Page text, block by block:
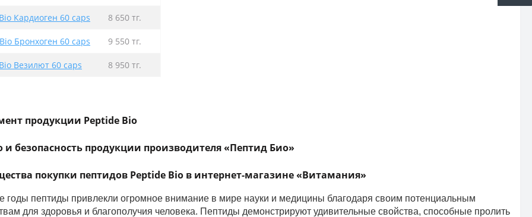
Кардиоген 60 caps 8 650 тг.
Бронхоген 60 caps 9 550 тг.
Везилют 60 caps 8 950 тг.
продукции Peptide Bio
и безопасность продукции производителя «Пептид Био»
покупки пептидов Peptide Bio в интернет-магазине «Витамания»
годы пептиды привлекли огромное внимание в мире науки и медицины благодаря своим потенциальным
для здоровья и благополучия человека. Пептиды демонстрируют удивительные свойства, способные пролить